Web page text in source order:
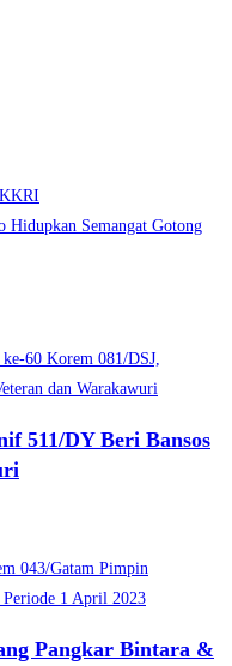
Hidupkan Semangat Gotong
511/DY Beri Bansos
Pangkar Bintara &